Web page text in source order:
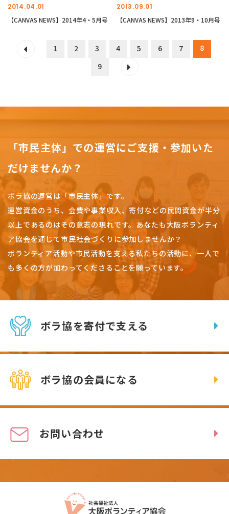
2014.04.01
【CANVAS NEWS】2014年4・5月号
2013.09.01
【CANVAS NEWS】2013年9・10月号
1 2 3 4 5 6 7
8
9
「市民主体」での運営にご支援・参加いた
だけませんか？
ボラ協の運営は「市民主体」です。
運営資金のうち、会費や事業収入、寄付などの民間資金が半分
以上であるのはその意志の現れです。 あなたも大阪ボランティ
ア協会を通じて市民社会づくりに参加しませんか？
ボランティア活動や市民活動を支える私たちの活動に、一人で
も多くの方が加わってくださることを願っています。
ボラ協を寄付で支える
ボラ協の会員になる
お問い合わせ